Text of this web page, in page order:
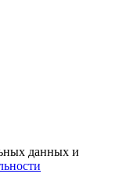
данных и